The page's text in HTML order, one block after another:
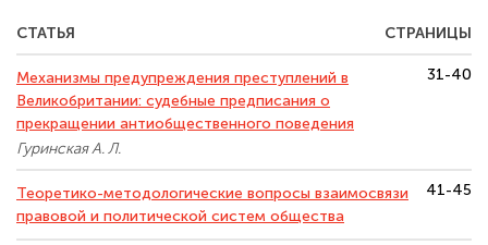
СТАТЬЯ СТРАНИЦЫ
Механизмы предупреждения преступлений в
Великобритании: судебные предписания о
прекращении антиобщественного поведения
Гуринская А. Л.
31-40
Теоретико-методологические вопросы взаимосвязи
правовой и политической систем общества
41-45